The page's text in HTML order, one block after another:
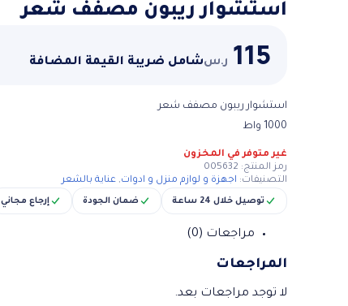
استشوار ريبون مصفف شعر
115 ر.سشامل ضريبة القيمة المضافة
استشوار ريبون مصفف شعر
1000 واط
غير متوفر في المخزون
رمز المنتج: 005632
التصنيفات: اجهزة و لوازم منزل و ادوات,عناية بالشعر
توصيل خلال 24 ساعة ضمان الجودة إرجاع مجاني
مراجعات (0)
المراجعات
لا توجد مراجعات بعد.